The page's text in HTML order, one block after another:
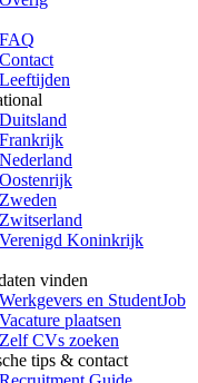
FAQ
Contact
Leeftijden
Duitsland
Frankrijk
Nederland
Oostenrijk
Zweden
Zwitserland
Verenigd Koninkrijk
vinden
Werkgevers en StudentJob
Vacature plaatsen
Zelf CVs zoeken
tips & contact